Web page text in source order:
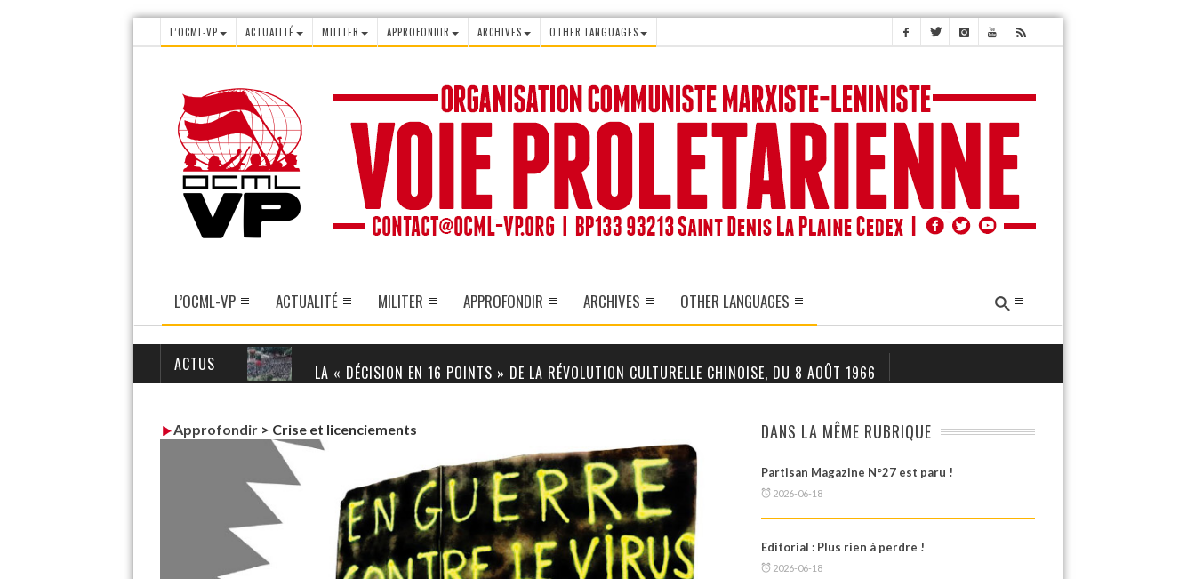
L’OCML-VP ACTUALITÉ MILITER APPROFONDIR ARCHIVES OTHER LANGUAGES
L’OCML-VP ACTUALITÉ MILITER APPROFONDIR ARCHIVES OTHER LANGUAGES
ACTUS LA « DÉCISION EN 16 POINTS » DE LA RÉVOLUTION CULTURELLE CHINOISE, DU 8 AOÛT 1966
Approfondir> Crise et licenciements DANS LA MÊME RUBRIQUE
Partisan Magazine N°27 est paru !
2026-06-18
Editorial : Plus rien à perdre !
2026-06-18